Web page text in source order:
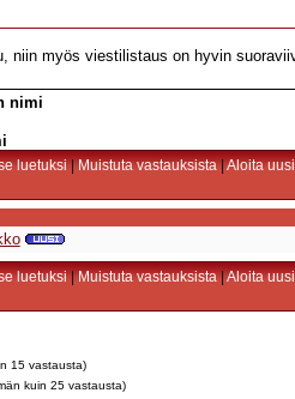
niin myös viestilistaus on hyvin
nimi
luetuksi|Muistuta vastauksista|Aloita
luetuksi|Muistuta vastauksista|Aloita
15 vastausta)
kuin 25 vastausta)